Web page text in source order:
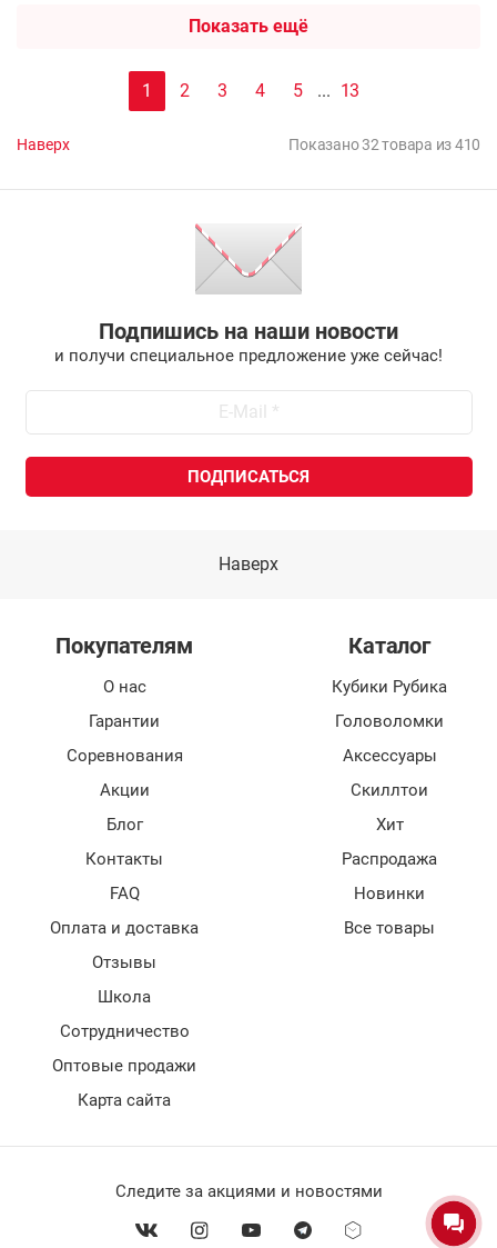
Показать ещё
1 2 3 4 5 ... 13
Наверх Показано 32 товара из 410
Подпишись на наши новости
и получи специальное предложение уже сейчас!
Наверх
Покупателям
О нас
Гарантии
Соревнования
Акции
Блог
Контакты
FAQ
Оплата и доставка
Отзывы
Школа
Сотрудничество
Оптовые продажи
Карта сайта
Каталог
Кубики Рубика
Головоломки
Аксессуары
Скиллтои
Хит
Распродажа
Новинки
Все товары
Следите за акциями и новостями